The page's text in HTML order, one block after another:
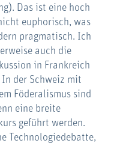
Das ist eine hoch
euphorisch, was
pragmatisch. Ich
auch die
in Frankreich
der Schweiz mit
Föderalismus sind
eine breite
geführt werden.
Technologiedebatte,